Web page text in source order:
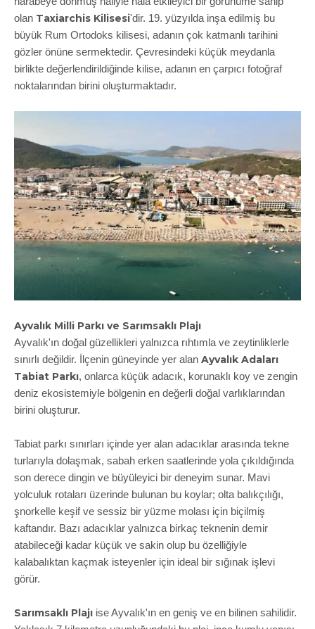
olan Taxiarchis Kilisesi'dir. 19. yüzyılda inşa edilmiş bu
büyük Rum Ortodoks kilisesi, adanın çok katmanlı tarihini
gözler önüne sermektedir. Çevresindeki küçük meydanla
birlikte değerlendirildiğinde kilise, adanın en çarpıcı fotoğraf
noktalarından birini oluşturmaktadır.
Ayvalık Milli Parkı ve Sarımsaklı Plajı
Ayvalık'ın doğal güzellikleri yalnızca rıhtımla ve zeytinliklerle
sınırlı değildir. İlçenin güneyinde yer alan Ayvalık Adaları
Tabiat Parkı, onlarca küçük adacık, korunaklı koy ve zengin
deniz ekosistemiyle bölgenin en değerli doğal varlıklarından
birini oluşturur.
Tabiat parkı sınırları içinde yer alan adacıklar arasında tekne
turlarıyla dolaşmak, sabah erken saatlerinde yola çıkıldığında
son derece dingin ve büyüleyici bir deneyim sunar. Mavi
yolculuk rotaları üzerinde bulunan bu koylar; olta balıkçılığı,
şnorkelle keşif ve sessiz bir yüzme molası için biçilmiş
kaftandır. Bazı adacıklar yalnızca birkaç teknenin demir
atabileceği kadar küçük ve sakin olup bu özelliğiyle
kalabalıktan kaçmak isteyenler için ideal bir sığınak işlevi
görür.
Sarımsaklı Plajı ise Ayvalık'ın en geniş ve en bilinen sahilidir.